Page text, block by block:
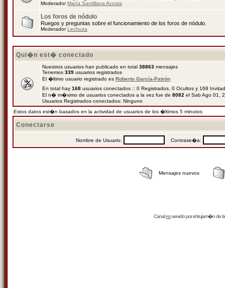
ModeradorMaría Santillana Acosta
Los foros de nódulo
Ruegos y preguntas sobre el funcionamiento de los foros de nódulo.
ModeradorLechuza
Qui�n est� conectado
Nuestros usuarios han publicado en total 38863 mensajes
Tenemos 339 usuarios registrados
El �ltimo usuario registrado es Roberto García-Patrón
En total hay 168 usuarios conectados :: 0 Registrados, 0 Ocultos y 168
El n� m�ximo de usuarios conectados a la vez fue de 8082 el Sab Ago 01,
Usuarios Registrados conectados: Ninguno
Estos datos est�n basados en la actividad de usuarios de los �ltimos 5 minutos
Conectarse
Nombre de Usuario: Contrase�a:
Mensajes nuevos
Canalrssservido por eltrujam�nde